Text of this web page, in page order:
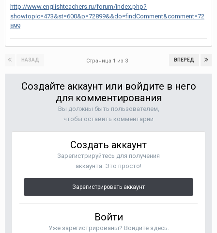
http://www.englishteachers.ru/forum/index.php?
showtopic=473&st=600&p=72899&&do=findComment&comment=72
899
НАЗАД ВПЕРЁД
Страница 1 из 3
Создайте аккаунт или войдите в него
для комментирования
Вы должны быть пользователем,
чтобы оставить комментарий
Создать аккаунт
Зарегистрируйтесь для получения
аккаунта. Это просто!
Зарегистрировать аккаунт
Войти
Уже зарегистрированы? Войдите здесь.